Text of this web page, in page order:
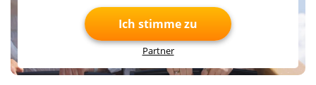
Ich stimme zu
Partner